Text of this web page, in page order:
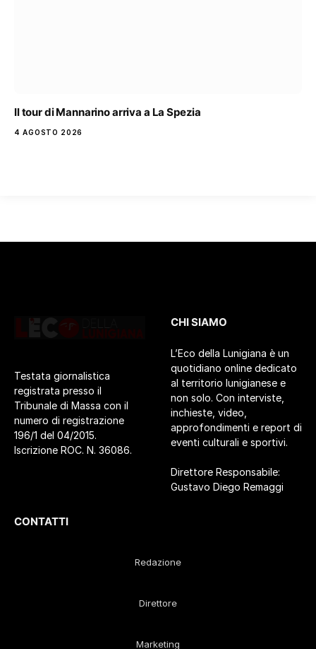
Il tour di Mannarino arriva a La Spezia
4 AGOSTO 2026
Testata giornalistica
registrata presso il
Tribunale di Massa con il
numero di registrazione
196/1 del 04/2015.
Iscrizione ROC. N. 36086.
CHI SIAMO
L’Eco della Lunigiana è un
quotidiano online dedicato
al territorio lunigianese e
non solo. Con interviste,
inchieste, video,
approfondimenti e report di
eventi culturali e sportivi.
Direttore Responsabile:
Gustavo Diego Remaggi
CONTATTI
Redazione
Direttore
Marketing